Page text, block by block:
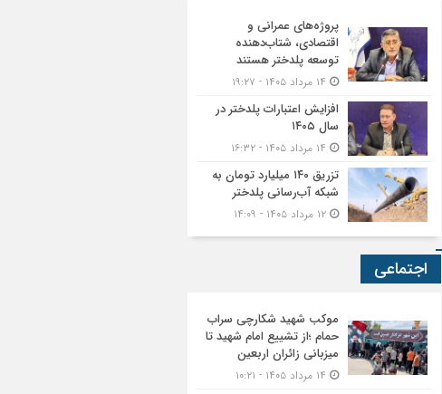
پروژه‌های عمرانی و
اقتصادی، شتاب‌دهنده
توسعه پلدختر هستند
افزایش اعتبارات پلدختر در
سال ۱۴۰۵
تزریق ۱۴۰ میلیارد تومان به
شبکه آب‌رسانی پلدختر
اجتماعی
موکب شهید شکارچی سراب
حمام ؛از تشییع امام شهید تا
میزبانی زائران اربعین